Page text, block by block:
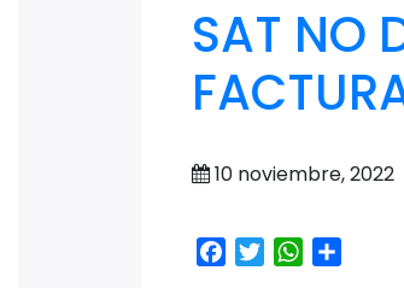
SAT NO
10 noviembre, 2022
Facebook
TwitterWhatsApp